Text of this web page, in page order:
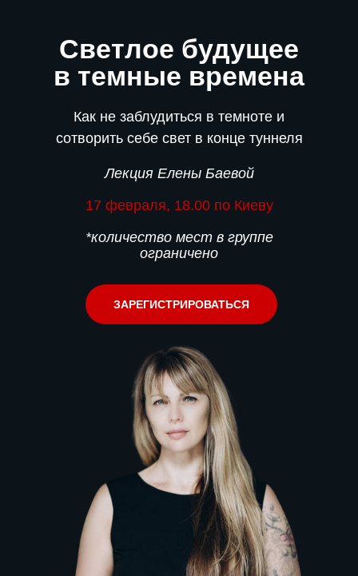
Светлое будущее
в темные времена
Как не заблудиться в темноте и
сотворить себе свет в конце туннеля
Лекция Елены Баевой
17 февраля, 18.00 по Киеву
*количество мест в группе
ограничено
ЗАРЕГИСТРИРОВАТЬСЯ